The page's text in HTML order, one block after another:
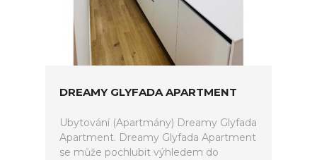
DREAMY GLYFADA APARTMENT
Ubytování (Apartmány) Dreamy Glyfada
Apartment. Dreamy Glyfada Apartment
se může pochlubit výhledem do